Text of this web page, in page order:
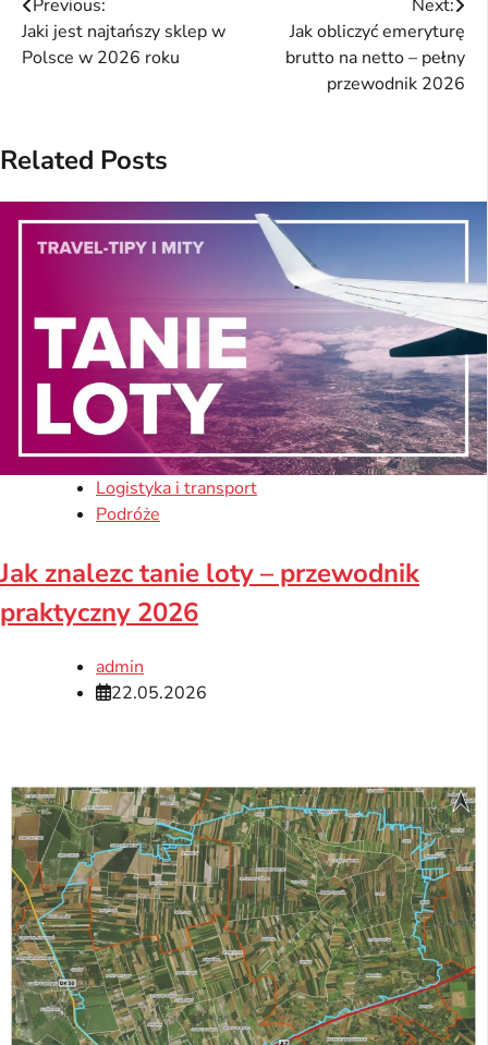
Nawigacja
wpisu
Previous:
Jaki jest najtańszy sklep w
Polsce w 2026 roku
Next:
Jak obliczyć emeryturę
brutto na netto – pełny
przewodnik 2026
Related Posts
Logistyka i transport
Podróże
Jak znalezc tanie loty – przewodnik
praktyczny 2026
admin
22.05.2026